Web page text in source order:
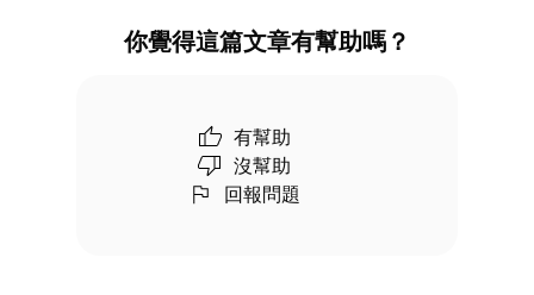
你覺得這篇文章有幫助嗎？
有幫助
沒幫助
回報問題